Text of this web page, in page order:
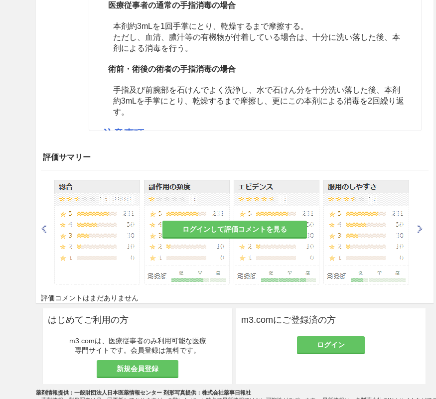
医療従事者の通常の手指消毒の場合
本剤約3mLを1回手掌にとり、乾燥するまで摩擦する。
ただし、血清、膿汁等の有機物が付着している場合は、十分に洗い落した後、本
剤による消毒を行う。
術前・術後の術者の手指消毒の場合
手指及び前腕部を石けんでよく洗浄し、水で石けん分を十分洗い落した後、本剤
約3mLを手掌にとり、乾燥するまで摩擦し、更にこの本剤による消毒を2回繰り返
す。
注意事項
使用部位
損傷のある手指には使用しないこと。［本剤はエタノールを含有するので、損傷
部位への使用により刺激症状をあらわす。］
経口投与しないこと。
使用時
本剤は希釈せず、原液のまま使用すること。
と。
本剤で消毒した手指で、2.5kg以下の未熟児を取扱う場合、未熟児の皮膚がかぶれ
ることがあるので十分注意すること。
相互作用
副作用
評価サマリー
ログインして評価コメントを見る
評価コメントはまだありません
はじめてご利用の方
m3.comは、医療従事者のみ利用可能な医療
専門サイトです。会員登録は無料です。
新規会員登録
m3.comにご登録済の方
ログイン
薬剤情報提供：一般財団法人日本医薬情報センター 剤形写真提供：株式会社薬事日報社